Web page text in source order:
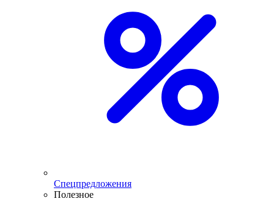
Спецпредложения
Полезное